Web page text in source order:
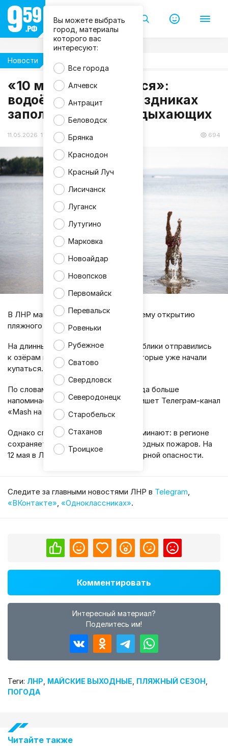
Вы можете выбрать
город, материалы
которого вас
интересуют:
Все города
Алчевск
Антрацит
Беловодск
Брянка
Краснодон
Красный Луч
Лисичанск
Луганск
Лутугино
Марковка
Новоайдар
Новопсков
Первомайск
Перевальск
Ровеньки
Рубежное
Сватово
Свердловск
Северодонецк
Старобельск
Стаханов
Троицкое
Новости
«10 мая уже купаемся»:
водоёмы ЛНР на праздниках
заполнили толпы отдыхающих
11.05.2026 17:24 694
m
a
g
n
i
f
c
В ЛНР майская жара привела к раннему открытию
пляжного сезона.
На длинных выходных жители Республики отправились
к озёрам и водохранилищам, а некоторые уже начали
купаться.
По словам отдыхающих, такая погода больше
напоминает лето, чем начало мая, пишет Телеграм-канал
«Mash на Донбассе».
Однако спасатели и синоптики напоминают: в регионе
сохраняется повышенный риск природных пожаров. На
12 мая в ЛНР объявлен 4 класс пожарной опасности.
Cледите за главными новостями ЛНР в Telegram
«ВКонтакте» «Одноклассниках».
Комментировать
Интересный материал?
Поделитесь им!
Теги: ЛНР МАЙСКИЕ ВЫХОДНЫЕ ПЛЯЖНЫЙ СЕЗОН
ПОГОДА
Читайте также